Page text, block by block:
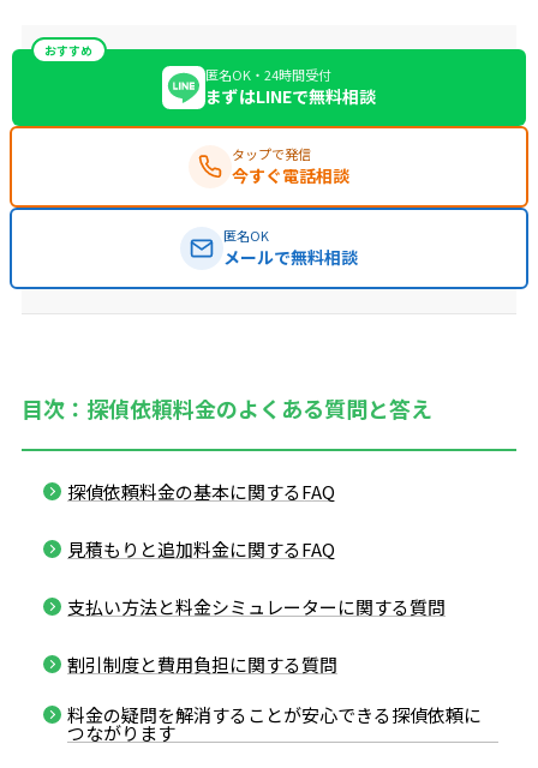
おすすめ
匿名OK・24時間受付
まずはLINEで無料相談
タップで発信
今すぐ電話相談
匿名OK
メールで無料相談
目次：探偵依頼料金のよくある質問と答え
探偵依頼料金の基本に関するFAQ
見積もりと追加料金に関するFAQ
支払い方法と料金シミュレーターに関する質問
割引制度と費用負担に関する質問
料金の疑問を解消することが安心できる探偵依頼に
つながります